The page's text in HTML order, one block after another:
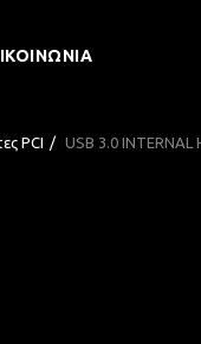
PCI USB 3.0